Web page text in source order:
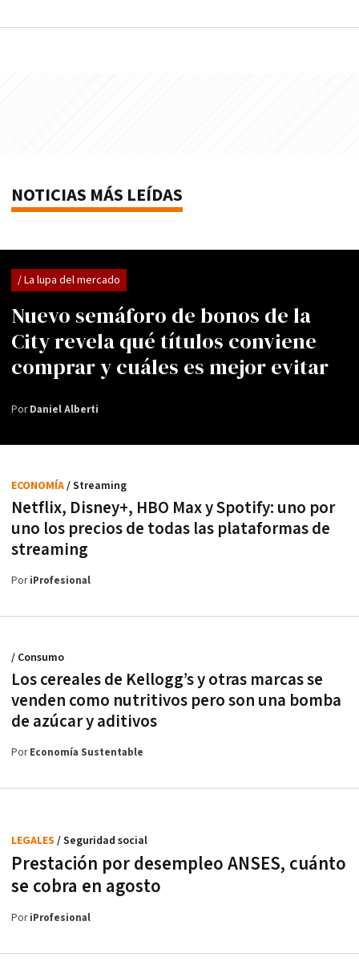
NOTICIAS MÁS LEÍDAS
Nuevo semáforo de bonos de la
City revela qué títulos conviene
comprar y cuáles es mejor evitar
/ La lupa del mercado
PorDaniel Alberti
Netflix, Disney+, HBO Max y Spotify: uno por
uno los precios de todas las plataformas de
streaming
ECONOMÍA/ Streaming
PoriProfesional
Los cereales de Kellogg’s y otras marcas se
venden como nutritivos pero son una bomba
de azúcar y aditivos
/ Consumo
PorEconomía Sustentable
Prestación por desempleo ANSES, cuánto
se cobra en agosto
LEGALES / Seguridad social
PoriProfesional